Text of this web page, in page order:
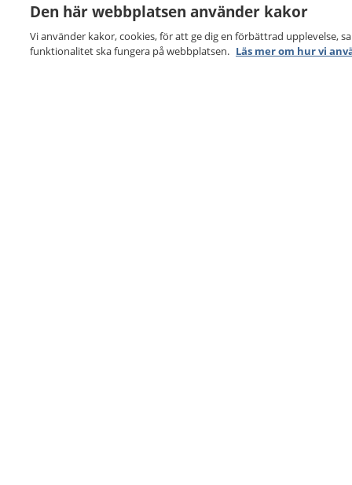
Den här webbplatsen använder kakor
Vi använder kakor, cookies, för att ge dig en förbättrad upplevelse,
funktionalitet ska fungera på webbplatsen. Läs mer om hur vi